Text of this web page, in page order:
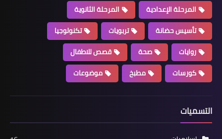
المرحلة الإعدادية
المرحلة الثانوية
تأسيس حضانة
تربويات
تكنولوجيا
روايات
صحة
قصص للاطفال
كورسات
مطبخ موضوعات
التسميات